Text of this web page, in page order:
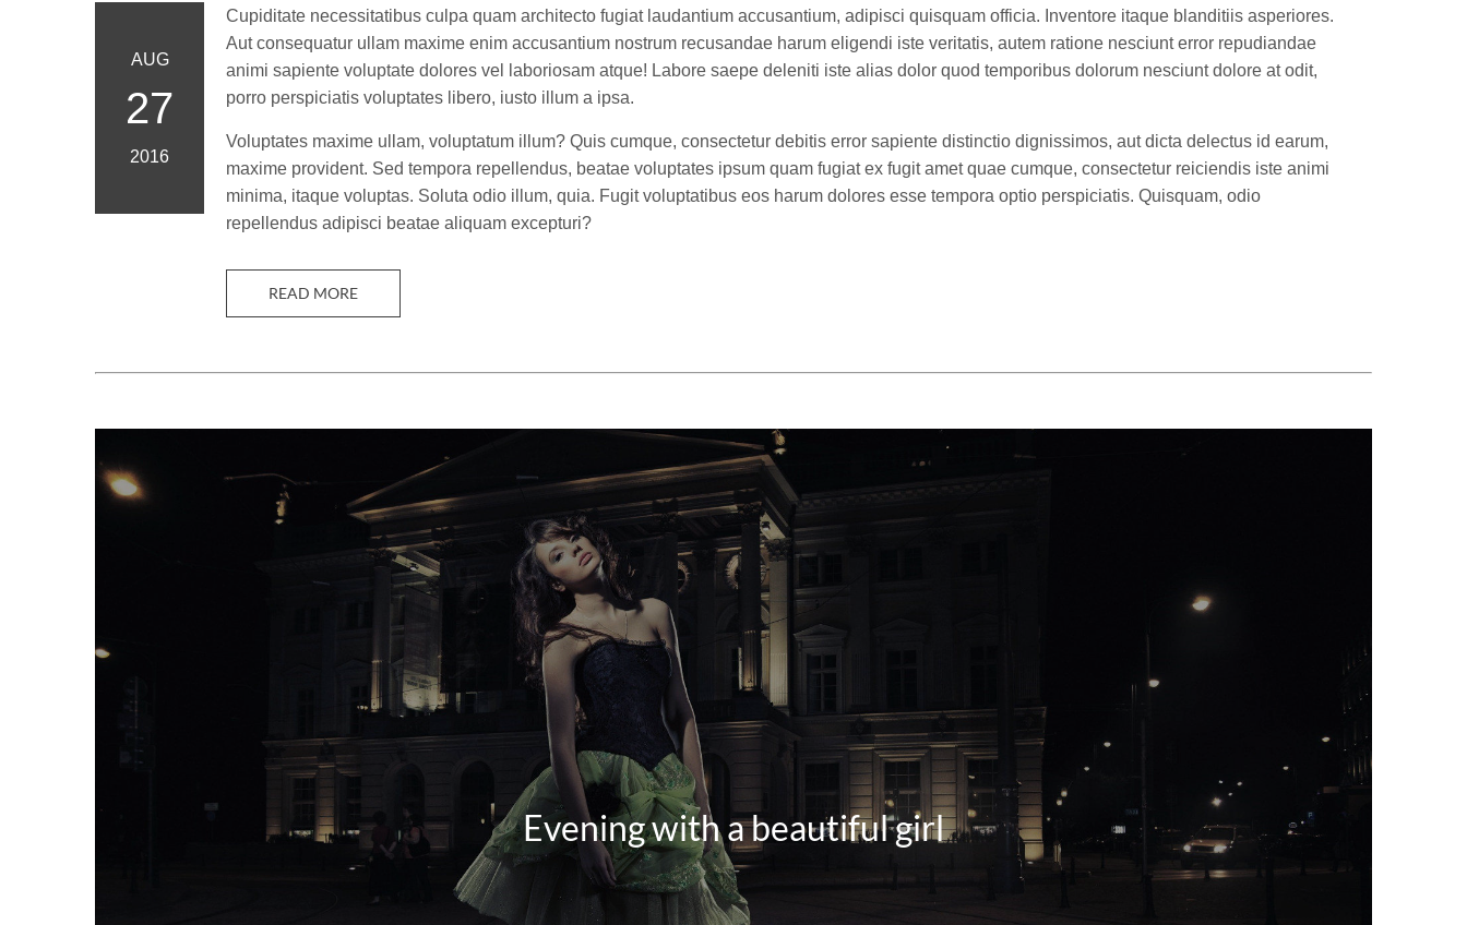
AUG
27
2016
Cupiditate necessitatibus culpa quam architecto fugiat laudantium accusantium, adipisci quisquam officia. Inventore itaque blanditiis asperiores.
Aut consequatur ullam maxime enim accusantium nostrum recusandae harum eligendi iste veritatis, autem ratione nesciunt error repudiandae
animi sapiente voluptate dolores vel laboriosam atque! Labore saepe deleniti iste alias dolor quod temporibus dolorum nesciunt dolore at odit,
porro perspiciatis voluptates libero, iusto illum a ipsa.
Voluptates maxime ullam, voluptatum illum? Quis cumque, consectetur debitis error sapiente distinctio dignissimos, aut dicta delectus id earum,
maxime provident. Sed tempora repellendus, beatae voluptates ipsum quam fugiat ex fugit amet quae cumque, consectetur reiciendis iste animi
minima, itaque voluptas. Soluta odio illum, quia. Fugit voluptatibus eos harum dolores esse tempora optio perspiciatis. Quisquam, odio
repellendus adipisci beatae aliquam excepturi?
READ MORE
Evening with a beautiful girl